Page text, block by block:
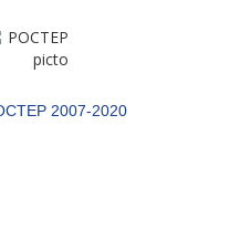
2007-2020